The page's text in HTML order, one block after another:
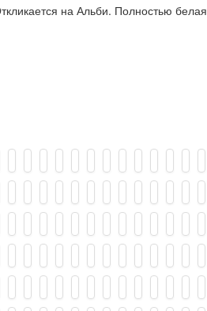
на Альби. Полностью